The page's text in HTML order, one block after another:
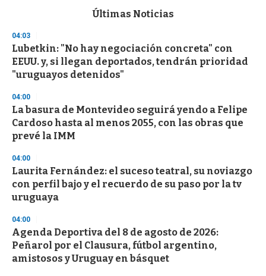
d
s
o
f
3
s
e
c
o
n
d
Últimas Noticias
04:03
Lubetkin: "No hay negociación concreta" con
EEUU. y, si llegan deportados, tendrán prioridad
"uruguayos detenidos"
04:00
La basura de Montevideo seguirá yendo a Felipe
Cardoso hasta al menos 2055, con las obras que
prevé la IMM
04:00
Laurita Fernández: el suceso teatral, su noviazgo
con perfil bajo y el recuerdo de su paso por la tv
uruguaya
04:00
Agenda Deportiva del 8 de agosto de 2026:
Peñarol por el Clausura, fútbol argentino,
amistosos y Uruguay en básquet